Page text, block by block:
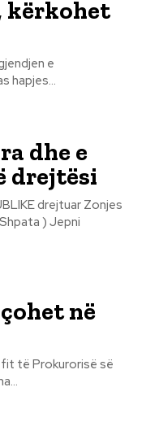
kërkohet
e
dhe shumë forca ushtarake janë dislokuar në terren. Pas hapjes...
dhe e
drejtësi
) Jepni
në
të Prokurorisë së